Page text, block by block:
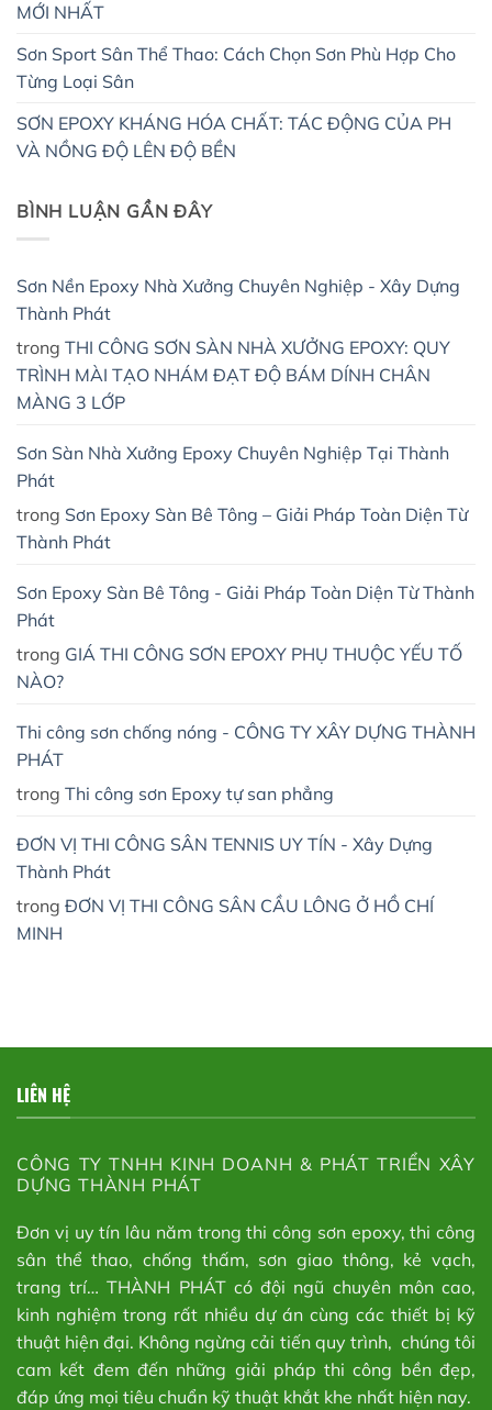
MỚI NHẤT
Sơn Sport Sân Thể Thao: Cách Chọn Sơn Phù Hợp Cho
Từng Loại Sân
SƠN EPOXY KHÁNG HÓA CHẤT: TÁC ĐỘNG CỦA PH
VÀ NỒNG ĐỘ LÊN ĐỘ BỀN
BÌNH LUẬN GẦN ĐÂY
Sơn Nền Epoxy Nhà Xưởng Chuyên Nghiệp - Xây Dựng
Thành Phát
trong THI CÔNG SƠN SÀN NHÀ XƯỞNG EPOXY: QUY
TRÌNH MÀI TẠO NHÁM ĐẠT ĐỘ BÁM DÍNH CHÂN
MÀNG 3 LỚP
Sơn Sàn Nhà Xưởng Epoxy Chuyên Nghiệp Tại Thành
Phát
trong Sơn Epoxy Sàn Bê Tông – Giải Pháp Toàn Diện Từ
Thành Phát
Sơn Epoxy Sàn Bê Tông - Giải Pháp Toàn Diện Từ Thành
Phát
trong GIÁ THI CÔNG SƠN EPOXY PHỤ THUỘC YẾU TỐ
NÀO?
Thi công sơn chống nóng - CÔNG TY XÂY DỰNG THÀNH
PHÁT
trong Thi công sơn Epoxy tự san phẳng
ĐƠN VỊ THI CÔNG SÂN TENNIS UY TÍN - Xây Dựng
Thành Phát
trong ĐƠN VỊ THI CÔNG SÂN CẦU LÔNG Ở HỒ CHÍ
MINH
LIÊN HỆ
CÔNG TY TNHH KINH DOANH & PHÁT TRIỂN XÂY
DỰNG THÀNH PHÁT
Đơn vị uy tín lâu năm trong thi công sơn epoxy, thi công
sân thể thao, chống thấm, sơn giao thông, kẻ vạch,
trang trí… THÀNH PHÁT có đội ngũ chuyên môn cao,
kinh nghiệm trong rất nhiều dự án cùng các thiết bị kỹ
thuật hiện đại. Không ngừng cải tiến quy trình, chúng tôi
cam kết đem đến những giải pháp thi công bền đẹp,
đáp ứng mọi tiêu chuẩn kỹ thuật khắt khe nhất hiện nay.